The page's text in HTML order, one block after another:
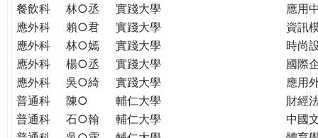
餐飲科
林○丞 實踐大學
應用
應外科
賴○君 實踐大學
資訊
應外科
林○嫣 實踐大學
時尚
應外科
楊○丞 實踐大學
國際
應外科
吳○綺 實踐大學
應用
普通科
陳○ 輔仁大學
財經
普通科
石○翰 輔仁大學
中國